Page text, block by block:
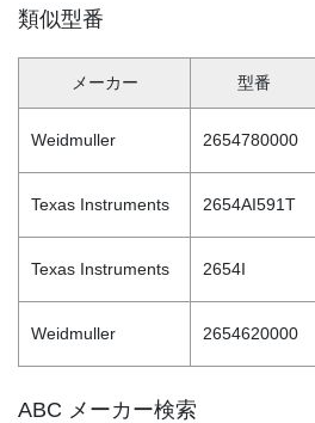
類似型番
メーカー 型番
Weidmuller 2654780000
Texas Instruments 2654AI591T
Texas Instruments 2654I
Weidmuller 2654620000
ABC メーカー検索